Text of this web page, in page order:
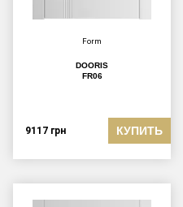
Form
DOORIS
FR06
9117 грн КУПИТЬ